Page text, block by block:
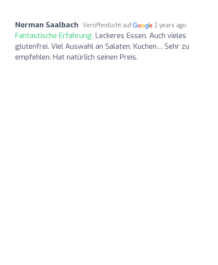
Norman Saalbach Veröffentlicht auf 2 years ago
Fantastische Erfahrung: Leckeres Essen. Auch vieles
glutenfrei. Viel Auswahl an Salaten, Kuchen… Sehr zu
empfehlen. Hat natürlich seinen Preis.